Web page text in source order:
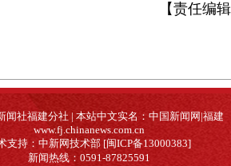
【责任编
闻社福建分社 | 本站中文实名：中国新闻网|福建
www.fj.chinanews.com.cn
支持：中新网技术部 [闽ICP备13000383]
新闻热线：0591-87825591